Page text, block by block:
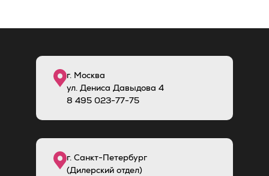
г. Москва
ул. Дениса Давыдова 4
8 495 023-77-75
г. Санкт-Петербург
(Дилерский отдел)